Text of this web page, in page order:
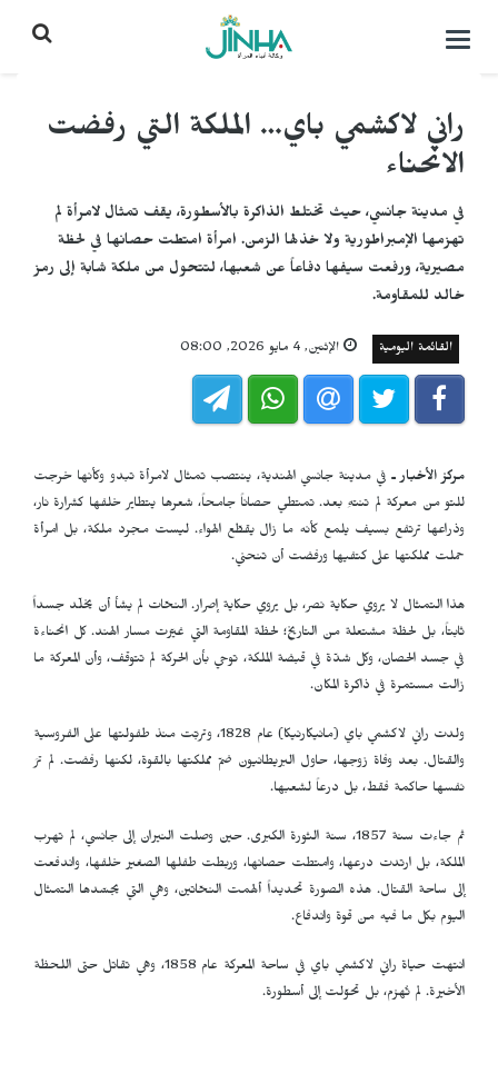
التحكم
راني لاكشمي باي… الملكة التي رفضت
الانحناء
في مدينة جانسي، حيث تختلط الذاكرة بالأسطورة، يقف تمثال لامرأة لم
تهزمها الإمبراطورية ولا خذلها الزمن. امرأة امتطت حصانها في لحظة
مصيرية، ورفعت سيفها دفاعاً عن شعبها، لتتحول من ملكة شابة إلى رمز
خالد للمقاومة.
القائمة اليومية الإثنين, 4 مايو 2026, 08:00
مركز الأخبار ـفي مدينة جانسي الهندية، ينتصب تمثال لامرأة تبدو وكأنها خرجت
للتو من معركة لم تنتهِ بعد. تمتطي حصاناً جامحاً، شعرها يتطاير خلفها كشرارة نار،
وذراعها ترتفع بسيف يلمع كأنه ما زال يقطّع الهواء. ليست مجرد ملكة، بل امرأة
حملت مملكتها على كتفيها ورفضت أن تنحني.
هذا التمثال لا يروي حكاية نصر، بل يروي حكاية إصرار. النحّات لم يشأ أن يخلّد جسداً
ثابتاً، بل لحظة مشتعلة من التاريخ؛ لحظة المقاومة التي غيّرت مسار الهند. كل انحناءة
في جسد الحصان، وكل شدّة في قبضة الملكة، توحي بأن الحركة لم تتوقف، وأن المعركة ما
زالت مستمرة في ذاكرة المكان.
ولدت راني لاكشمي باي (مانيكارنيكا) عام 1828، وتربّت منذ طفولتها على الفروسية
والقتال. بعد وفاة زوجها، حاول البريطانيون ضمّ مملكتها بالقوة، لكنها رفضت. لم ترَ
نفسها حاكمة فقط، بل درعاً لشعبها.
ثم جاءت سنة 1857، سنة الثورة الكبرى. حين وصلت النيران إلى جانسي، لم تهرب
الملكة، بل ارتدت درعها، وامتطت حصانها، وربطت طفلها الصغير خلفها، واندفعت
إلى ساحة القتال. هذه الصورة تحديداً ألهمت النحّاتين، وهي التي يجسّدها التمثال
اليوم بكل ما فيه من قوة واندفاع.
انتهت حياة راني لاكشمي باي في ساحة المعركة عام 1858، وهي تقاتل حتى اللحظة
الأخيرة. لم تُهزم، بل تحوّلت إلى أسطورة.